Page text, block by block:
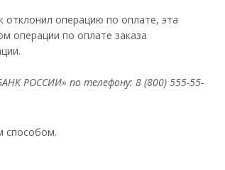
отклонил операцию по оплате, эта
операции по оплате заказа
РОССИИ» по телефону: 8 (800) 555-55-
способом.